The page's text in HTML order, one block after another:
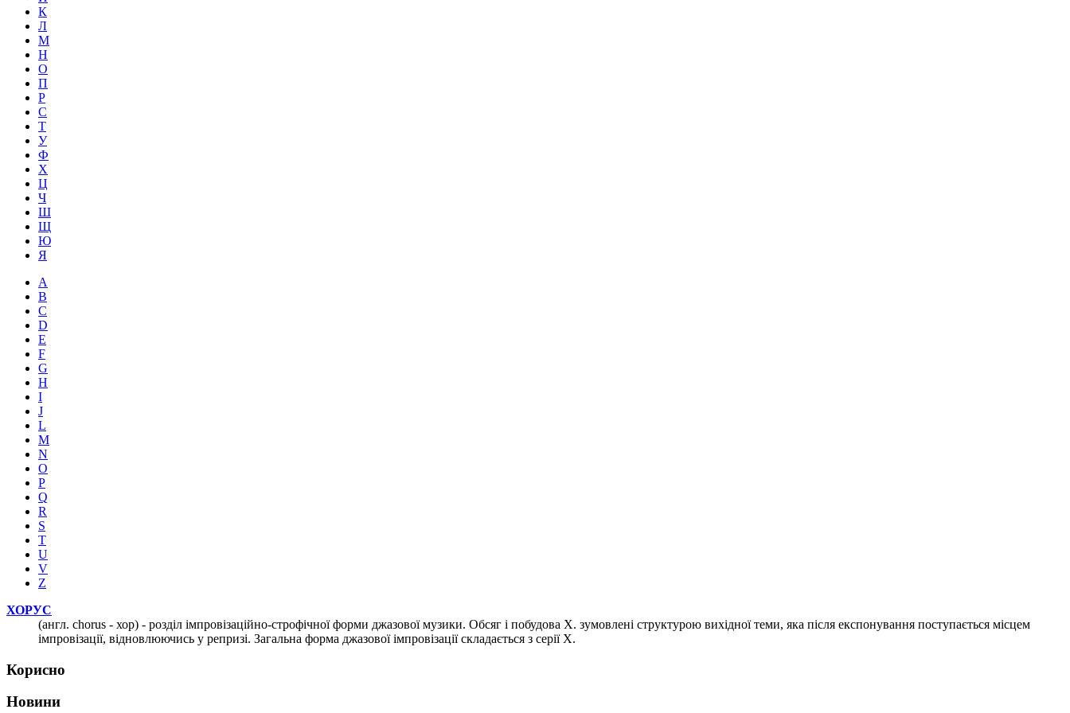
К
Л
М
Н
О
П
Р
С
Т
У
Ф
Х
Ц
Ч
Ш
Щ
Ю
Я
A
B
C
D
E
F
G
H
I
J
L
M
N
O
P
Q
R
S
T
U
V
Z
ХОРУС
(англ. chorus - хор) - розділ імпровізаційно-строфічної форми джазової музики. Обсяг і побудова Х. зумовлені структурою вихідної теми, яка після експонування поступається місцем
імпровізації, відновлюючись у репризі. Загальна форма джазової імпровізації складається з серії Х.
Корисно
Новини